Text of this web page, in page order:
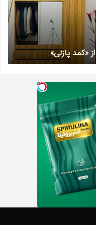
«کمد پازلی»